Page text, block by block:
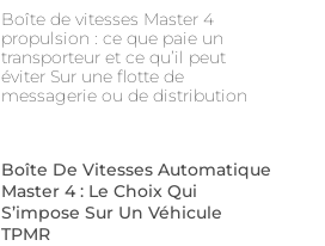
Boîte de vitesses Master 4
propulsion : ce que paie un
transporteur et ce qu’il peut
éviter Sur une flotte de
messagerie ou de distribution
Boîte De Vitesses Automatique
Master 4 : Le Choix Qui
S’impose Sur Un Véhicule
TPMR